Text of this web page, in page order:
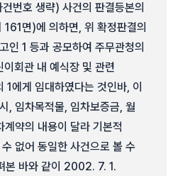
번호 생략) 사건의 판결등본의
면)에 의하면, 위 확정판결의
인 1 등과 공모하여 주무관청의
회관 내 예식장 및 관련
에게 임대하였다는 것인바, 이
, 임차목적물, 임차보증금, 월
약의 내용이 달라 기본적
없어 동일한 사건으로 볼 수
본 바와 같이 2002. 7. 1.